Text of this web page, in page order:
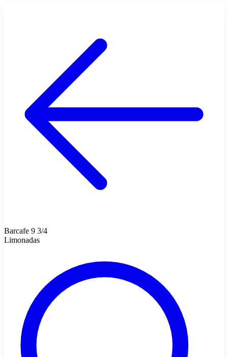
Barcafe 9 3/4
Limonadas